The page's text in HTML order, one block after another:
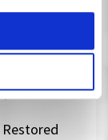
/ Winfried